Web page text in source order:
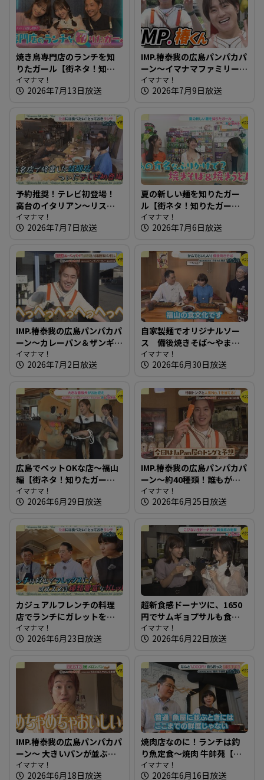
焼き鳥専門店のランチを知
りたガール【街ネタ！知り
たガール】
イマナマ！
2026年7月13日放送
IMP.椿泰我の広島パンパカパ
ーン～イマナマファミリー
IMP. 椿泰我くん2度目のスタ
ジオ登場！
イマナマ！
2026年7月9日放送
予約推奨！テレビ初登場！
高台のイタリアン～リスト
ランテ ヌック【たまにはそ
とランチ】
イマナマ！
2026年7月7日放送
夏の新しい麺を知りたガー
ル【街ネタ！知りたガー
ル】
イマナマ！
2026年7月6日放送
IMP.椿泰我の広島パンパカパ
ーン～カレーパン＆ザンギ!?
金賞受賞も！ 北海道発祥の
パン屋さん
イマナマ！
2026年7月2日放送
自家製麺でオリジナルソー
ス 備後焼きそば～やまも
と商店【たまにはそとラン
チ】
イマナマ！
2026年6月30日放送
広島でペットOKな店～福山
編【街ネタ！知りたガー
ル】
イマナマ！
2026年6月29日放送
IMP.椿泰我の広島パンパカパ
ーン～約40種類！誰もがお
いしいと思うパンが並ぶ愛
され店
イマナマ！
2026年6月25日放送
カジュアルフレンチの料理
店でランチにガレットを！
～ブラッスリーワカノ【た
まにはそとランチ】
イマナマ！
2026年6月23日放送
超新食感ドーナツに、1650
円でサムギョプサルも食べ
放題ランチ 広島で行列が
できる店を知りたガール
イマナマ！
2026年6月22日放送
IMP.椿泰我の広島パンパカパ
ーン～ 大きいパンが並ぶ！
子どもに大人気の愛され店
イマナマ！
2026年6月18日放送
焼肉店なのに！ランチは釣
り魚定食～焼肉 牛帥苑【た
まにはそとランチ】
イマナマ！
2026年6月16日放送